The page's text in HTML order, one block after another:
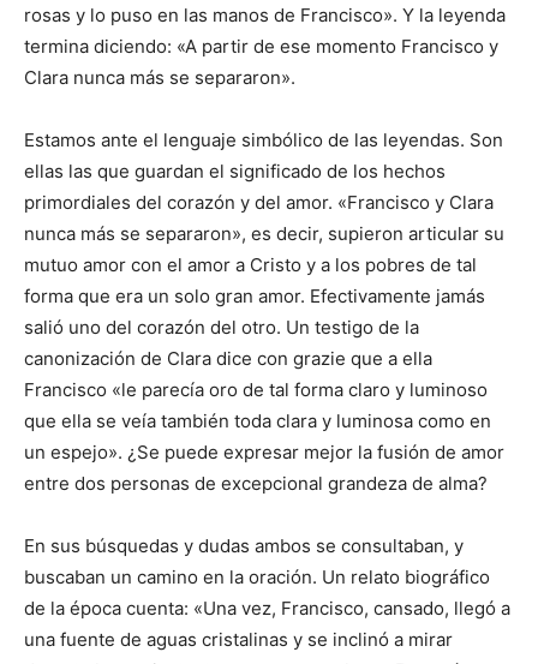
rosas y lo puso en las manos de Francisco». Y la leyenda
termina diciendo: «A partir de ese momento Francisco y
Clara nunca más se separaron».
Estamos ante el lenguaje simbólico de las leyendas. Son
ellas las que guardan el significado de los hechos
primordiales del corazón y del amor. «Francisco y Clara
nunca más se separaron», es decir, supieron articular su
mutuo amor con el amor a Cristo y a los pobres de tal
forma que era un solo gran amor. Efectivamente jamás
salió uno del corazón del otro. Un testigo de la
canonización de Clara dice con grazie que a ella
Francisco «le parecía oro de tal forma claro y luminoso
que ella se veía también toda clara y luminosa como en
un espejo». ¿Se puede expresar mejor la fusión de amor
entre dos personas de excepcional grandeza de alma?
En sus búsquedas y dudas ambos se consultaban, y
buscaban un camino en la oración. Un relato biográfico
de la época cuenta: «Una vez, Francisco, cansado, llegó a
una fuente de aguas cristalinas y se inclinó a mirar